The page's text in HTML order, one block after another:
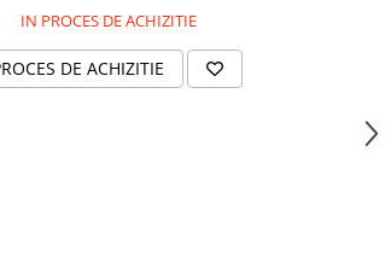
IN PROCES DE ACHIZITIE
DE ACHIZITIE